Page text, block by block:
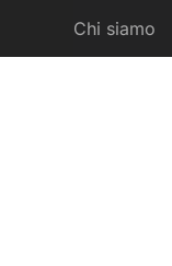
Chi siamo